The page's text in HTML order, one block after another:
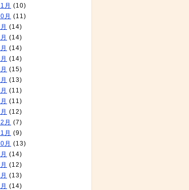
月 (10)
月 (11)
(14)
(14)
(14)
(14)
(15)
(13)
(11)
(11)
(12)
月 (7)
月 (9)
月 (13)
(14)
(12)
(13)
(14)